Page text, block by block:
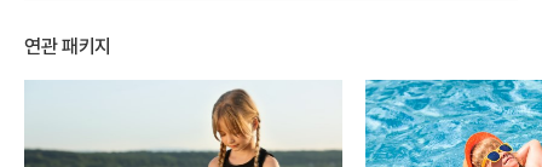
연관 패키지